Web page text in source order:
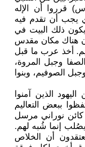
قرروا أن الإله
يجب أن تقدم فيه
يكون ذلك البيت في
هناك مكان مقدس
أخذ عرب ما قبل
وجبل المروة،
الصوفيم، وبنوا
الذين آمنوا
ببعض التعاليم
كائن نوراني مرسل
إنما شُبه لهم.
أن الخلاص